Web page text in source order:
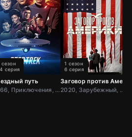
путь
1966, Приключения, Фантастика, Боевик, США
сезон
серия
Заговор против
2020, Зарубежный, Драма, США
1 сезон
6 серия